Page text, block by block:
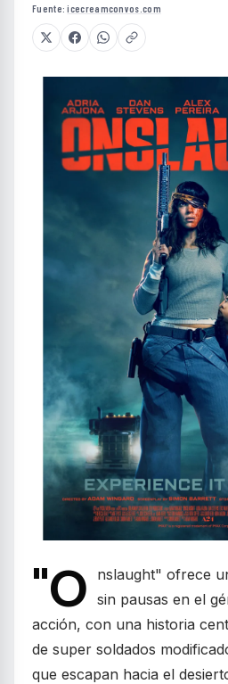
Fuente:icecreamconvos.com
"O
nslaught" ofrece
sin pausas en el
acción, con una historia
de super soldados
que escapan hacia el